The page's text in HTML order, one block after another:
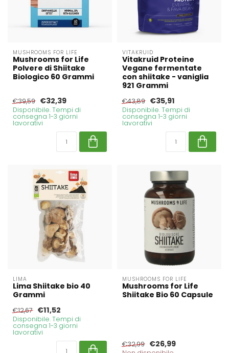
MUSHROOMS FOR LIFE
Mushrooms for Life
Polvere di Shiitake
Biologico 60 Grammi
€39,59 €32,39
Disponibile. Tempi di
consegna 1-3 giorni
lavorativi
VITAKRUID
Vitakruid Proteine
Vegane fermentate
con shiitake - vaniglia
921 Grammi
€43,89 €35,91
Disponibile. Tempi di
consegna 1-3 giorni
lavorativi
LIMA
Lima Shiitake bio 40
Grammi
€12,67 €11,52
Disponibile. Tempi di
consegna 1-3 giorni
lavorativi
MUSHROOMS FOR LIFE
Mushrooms for Life
Shiitake Bio 60 Capsule
€32,99 €26,99